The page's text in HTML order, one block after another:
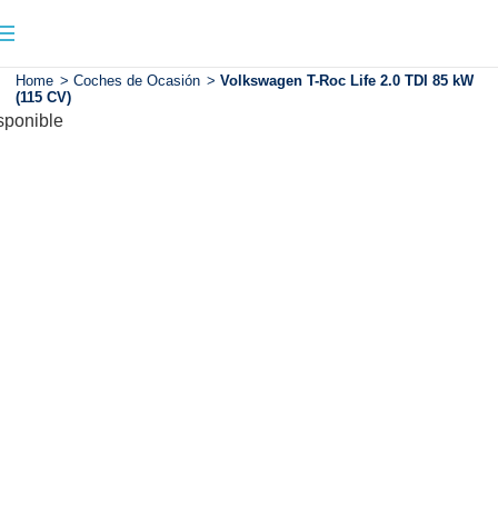
Home > Coches de Ocasión > Volkswagen T-Roc Life 2.0 TDI 85 kW
(115 CV)